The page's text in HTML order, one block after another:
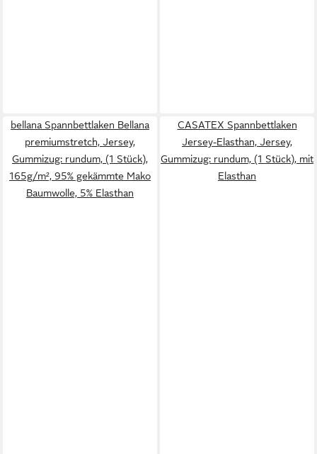
bellana Spannbettlaken Bellana
premiumstretch, Jersey,
Gummizug: rundum, (1 Stück),
165g/m², 95% gekämmte Mako
Baumwolle, 5% Elasthan
CASATEX Spannbettlaken
Jersey-Elasthan, Jersey,
Gummizug: rundum, (1 Stück), mit
Elasthan